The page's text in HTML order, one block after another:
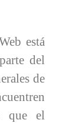
está
del
de
que el